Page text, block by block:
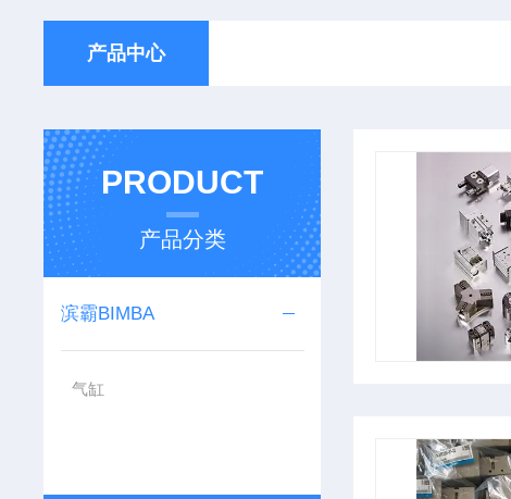
产品中心
PRODUCT
产品分类
滨霸BIMBA
气缸